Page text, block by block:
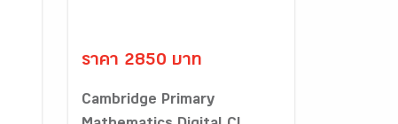
ราคา 2850 บาท
Cambridge Primary